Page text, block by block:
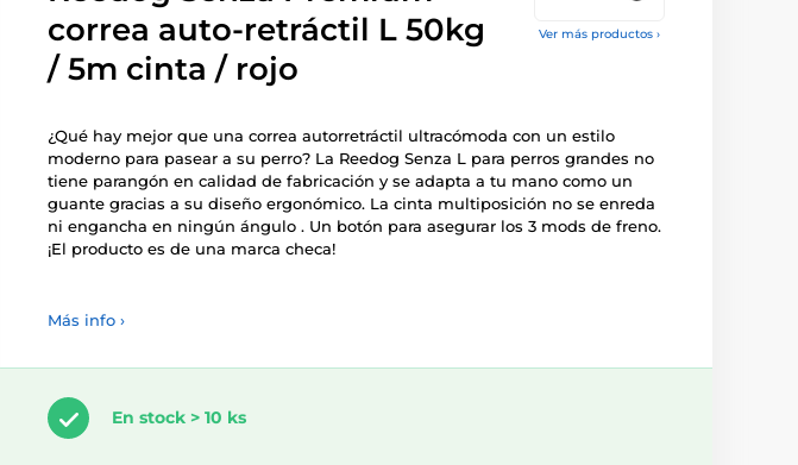
Ver más productos ›
correa auto-retráctil L 50kg
/ 5m cinta / rojo
¿Qué hay mejor que una correa autorretráctil ultracómoda con un estilo
moderno para pasear a su perro? La Reedog Senza L para perros grandes no
tiene parangón en calidad de fabricación y se adapta a tu mano como un
guante gracias a su diseño ergonómico. La cinta multiposición no se enreda
ni engancha en ningún ángulo . Un botón para asegurar los 3 mods de freno.
¡El producto es de una marca checa!
Más info ›
En stock > 10 ks